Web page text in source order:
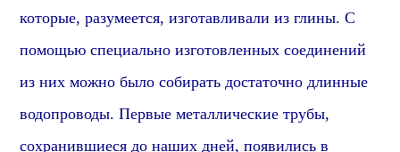
которые,разумеется, изготавливали из глины. С
помощью специально изготовленных соединений
из них можно было собирать достаточно длинные
водопроводы. Первые металлические трубы,
сохранившиеся до наших дней, появились в